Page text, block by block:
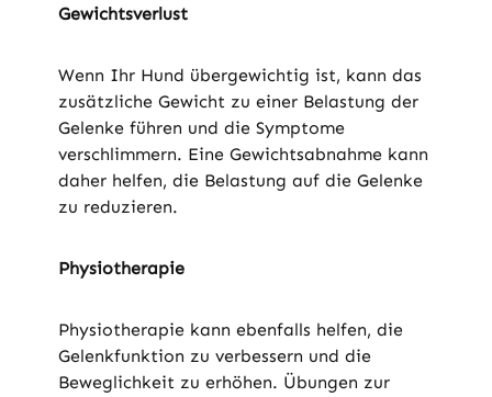
Gewichtsverlust
Wenn Ihr Hund übergewichtig ist, kann das
zusätzliche Gewicht zu einer Belastung der
Gelenke führen und die Symptome
verschlimmern. Eine Gewichtsabnahme kann
daher helfen, die Belastung auf die Gelenke
zu reduzieren.
Physiotherapie
Physiotherapie kann ebenfalls helfen, die
Gelenkfunktion zu verbessern und die
Beweglichkeit zu erhöhen. Übungen zur